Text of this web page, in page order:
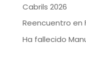
Cabrils 2026
Reencuentro en
Ha fallecido